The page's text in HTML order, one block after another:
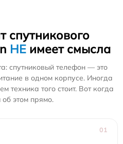
спутникового
НЕ имеет смысла
спутниковый телефон — это
в одном корпусе. Иногда
техника того стоит. Вот когда
этом прямо.
01